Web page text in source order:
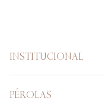
INSTITUCIONAL
PÉROLAS